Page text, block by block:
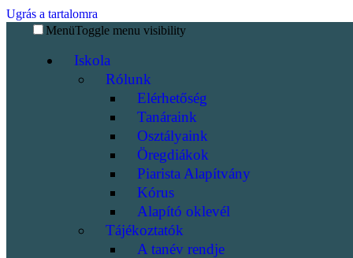
Ugrás a tartalomra
MenüToggle menu visibility
Iskola
Rólunk
Elérhetőség
Tanáraink
Osztályaink
Öregdiákok
Piarista Alapítvány
Kórus
Alapító oklevél
Tájékoztatók
A tanév rendje